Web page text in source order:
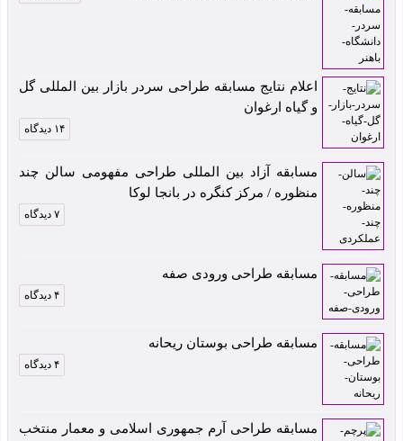
اعلام نتایج مسابقه طراحی سردر بازار بین المللی گل
و گیاه ارغوان
۱۴ دیدگاه
مسابقه آزاد بین المللی طراحی مفهومی سالن چند
منظوره / مرکز کنگره در بانجا لوکا
۷ دیدگاه
مسابقه طراحی ورودی صفه
۴ دیدگاه
مسابقه طراحی بوستان ریحانه
۴ دیدگاه
مسابقه طراحی آرم جمهوری اسلامی و معمار منتخب